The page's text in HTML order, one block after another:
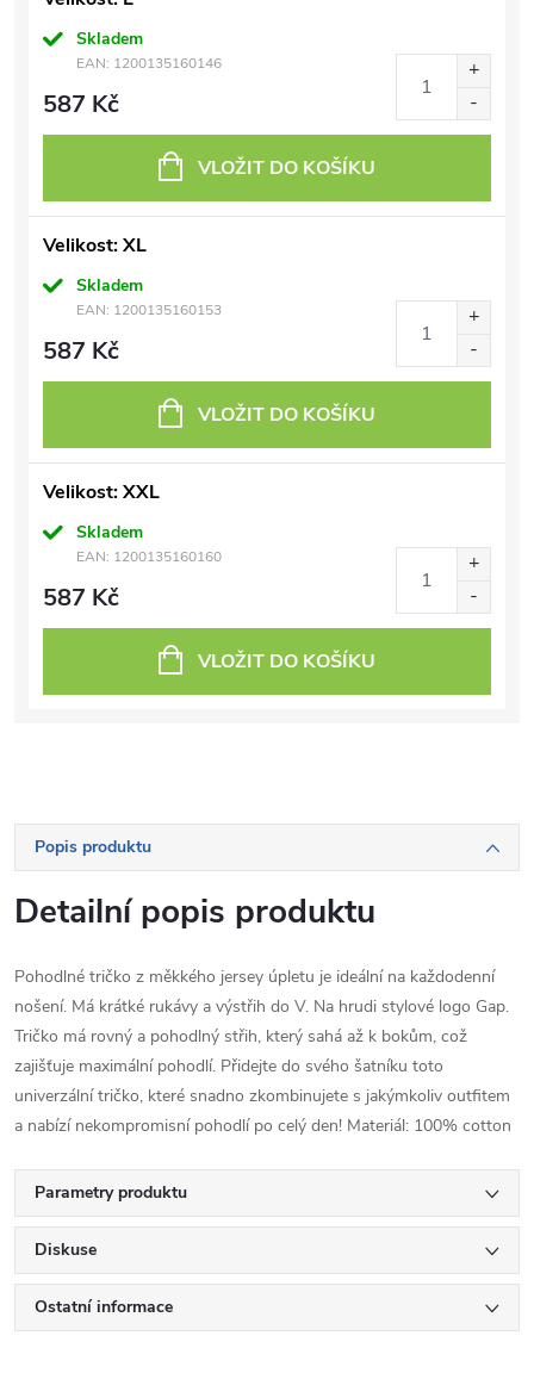
Skladem
EAN: 1200135160146
587 Kč
VLOŽIT DO KOŠÍKU
Velikost: XL
Skladem
EAN: 1200135160153
587 Kč
VLOŽIT DO KOŠÍKU
Velikost: XXL
Skladem
EAN: 1200135160160
587 Kč
VLOŽIT DO KOŠÍKU
Popis produktu
Detailní popis produktu
Pohodlné tričko z měkkého jersey úpletu je ideální na každodenní
nošení. Má krátké rukávy a výstřih do V. Na hrudi stylové logo Gap.
Tričko má rovný a pohodlný střih, který sahá až k bokům, což
zajišťuje maximální pohodlí. Přidejte do svého šatníku toto
univerzální tričko, které snadno zkombinujete s jakýmkoliv outfitem
a nabízí nekompromisní pohodlí po celý den! Materiál: 100% cotton
Parametry produktu
Diskuse
Ostatní informace